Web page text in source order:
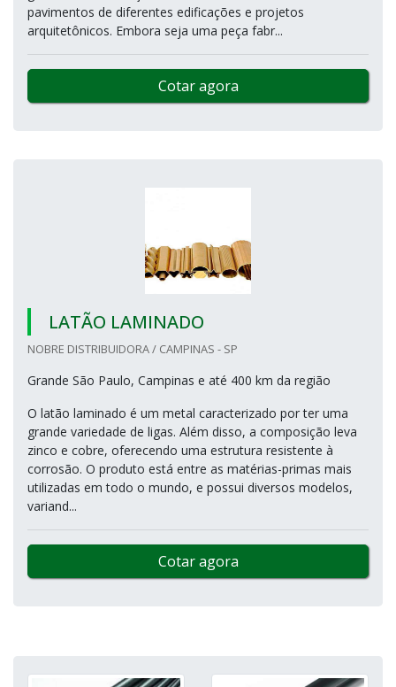
pavimentos de diferentes edificações e projetos
arquitetônicos. Embora seja uma peça fabr...
Cotar agora
LATÃO LAMINADO
NOBRE DISTRIBUIDORA / CAMPINAS - SP
Grande São Paulo, Campinas e até 400 km da região
O latão laminado é um metal caracterizado por ter uma
grande variedade de ligas. Além disso, a composição leva
zinco e cobre, oferecendo uma estrutura resistente à
corrosão. O produto está entre as matérias-primas mais
utilizadas em todo o mundo, e possui diversos modelos,
variand...
Cotar agora